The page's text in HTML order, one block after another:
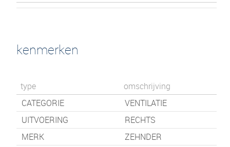
kenmerken
type
omschrijving
CATEGORIE
VENTILATIE
UITVOERING
RECHTS
MERK
ZEHNDER